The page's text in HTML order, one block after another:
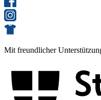
Mit freundlicher